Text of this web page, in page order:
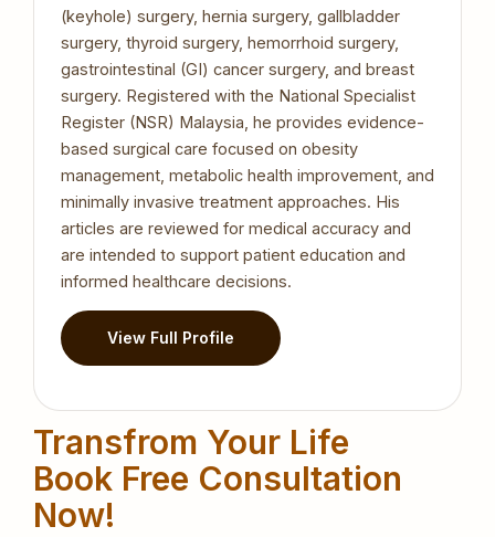
(keyhole) surgery, hernia surgery, gallbladder
surgery, thyroid surgery, hemorrhoid surgery,
gastrointestinal (GI) cancer surgery, and breast
surgery. Registered with the National Specialist
Register (NSR) Malaysia, he provides evidence-
based surgical care focused on obesity
management, metabolic health improvement, and
minimally invasive treatment approaches. His
articles are reviewed for medical accuracy and
are intended to support patient education and
informed healthcare decisions.
View Full Profile
Transfrom Your Life
Book Free Consultation
Now!